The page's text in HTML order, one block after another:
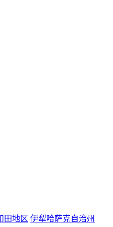
田地区 伊犁哈萨克自治州